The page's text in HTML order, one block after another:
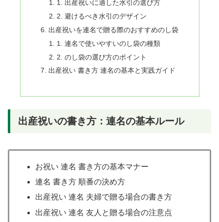
1. 出産祝いに適した水引の選び方
2. 避けるべき水引のデザイン
出産祝いを連名で贈る際のおすすめのし袋
1. 連名で使いやすいのし袋の種類
2. のし袋の選び方のポイント
出産祝い 書き方 連名の基本と実践ガイド
出産祝いの書き方：連名の基本ルール
お祝い 連名 書き方の基本マナー
連名 書き方 順番の決め方
出産祝い 連名 夫婦で贈る場合の書き方
出産祝い 連名 友人と贈る場合の注意点